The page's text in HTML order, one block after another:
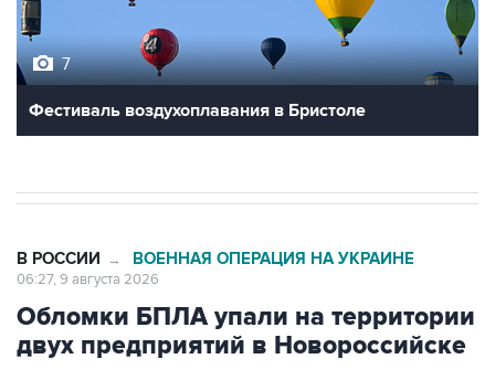
7
Фестиваль воздухоплавания в Бристоле
В РОССИИ → ВОЕННАЯ ОПЕРАЦИЯ НА УКРАИНЕ
06:27, 9 августа 2026
Обломки БПЛА упали на территории
двух предприятий в Новороссийске